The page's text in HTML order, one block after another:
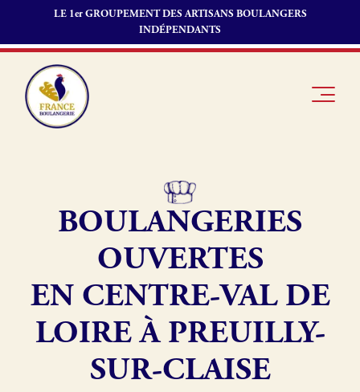
LE 1er GROUPEMENT DES ARTISANS BOULANGERS
INDÉPENDANTS
Je suis
Je découvre
Boulangerie
Pourquoi
adhérer à
France
Boulangerie
Offres
Fonds de
Actualités
Je suis
BOULANGERIES
OUVERTES
EN CENTRE-VAL DE
LOIRE À PREUILLY-
SUR-CLAISE